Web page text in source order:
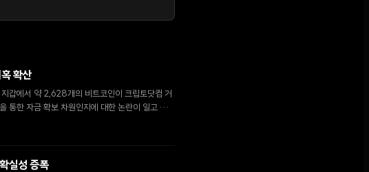
확산
갑에서 약 2,628개의 비트코인이 크립토닷컴 거
통한 자금 확보 차원인지에 대한 논란이 일고 있
실성 증폭